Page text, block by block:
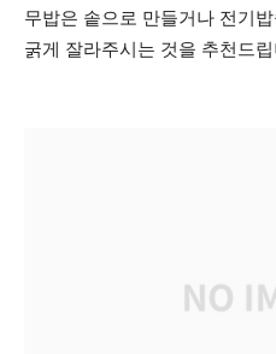
무밥은 솥으로 만들거나 전기
굵게 잘라주시는 것을 추천드